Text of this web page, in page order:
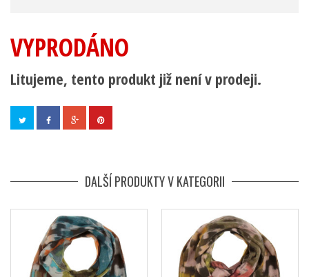
VYPRODÁNO
Litujeme, tento produkt již není v prodeji.
DALŠÍ PRODUKTY V KATEGORII